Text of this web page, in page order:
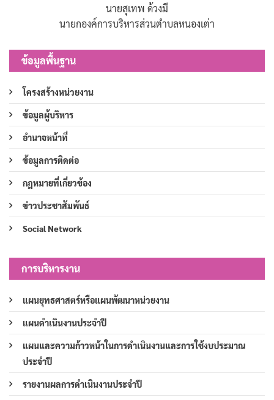
นายสุเทพ ด้วงมี
นายกองค์การบริหารส่วนตำบลหนองเต่า
ข้อมูลพื้นฐาน
โครงสร้างหน่วยงาน
ข้อมูลผู้บริหาร
อำนาจหน้าที่
ข้อมูลการติดต่อ
กฎหมายที่เกี่ยวข้อง
ข่าวประชาสัมพันธ์
Social Network
การบริหารงาน
แผนยุทธศาสตร์หรือแผนพัฒนาหน่วยงาน
แผนดำเนินงานประจำปี
แผนและความก้าวหน้าในการดำเนินงานและการใช้งบประมาณ
ประจำปี
รายงานผลการดำเนินงานประจำปี